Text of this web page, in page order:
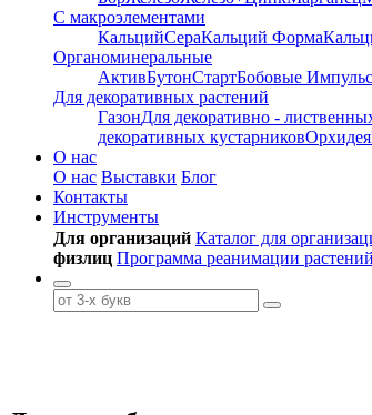
С макроэлементами
КальцийСераКальций Форма
Органоминеральные
АктивБутонСтартБобовые Импульс
Для декоративных растений
ГазонДля декоративно -
декоративных кустарниковОрхидея
О нас
О нас Выставки Блог
Контакты
Инструменты
Для организаций Каталог для
физлиц Программа реанимации растений